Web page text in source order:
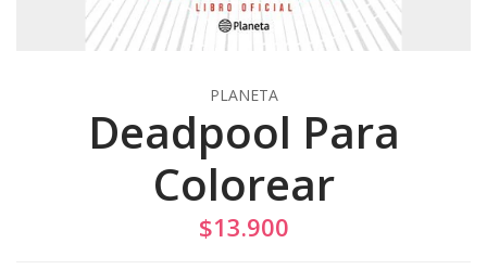
PLANETA
Deadpool Para
Colorear
$13.900